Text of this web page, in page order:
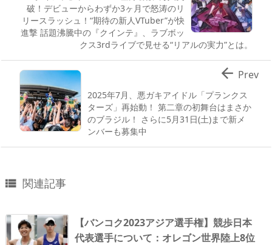
破！デビューからわずか3ヶ月で怒涛のリ
リースラッシュ！“期待の新人VTuber”が快
進撃 話題沸騰中の『クインテ』、ラブボッ
クス3rdライブで見せる“リアルの実力”とは。
2025年7月、悪ガキアイドル「プランクス
ターズ」再始動！ 第二章の初舞台はまさか
のブラジル！ さらに5月31日(土)まで新メ
ンバーも募集中
 Prev
 関連記事
【バンコク2023アジア選手権】競歩日本
代表選手について：オレゴン世界陸上8位